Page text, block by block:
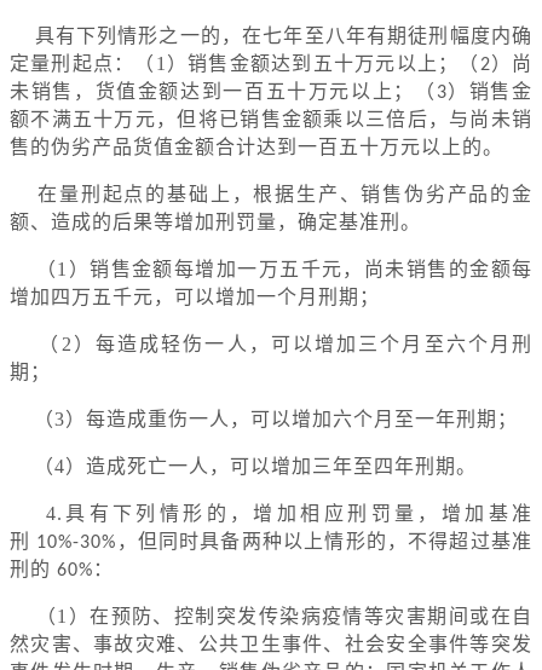
具有下列情形之一的，在七年至八年有期徒刑幅度内确
定量刑起点：（1）销售金额达到五十万元以上；（2）尚
未销售，货值金额达到一百五十万元以上；（ 3）销售金
额不满五十万元，但将已销售金额乘以三倍后，与尚未销
售的伪劣产品货值金额合计达到一百五十万元以上的。
在量刑起点的基础上，根据生产、销售伪劣产品的金
额、造成的后果等增加刑罚量，确定基准刑。
（1）销售金额每增加一万五千元，尚未销售的金额每
增加四万五千元，可以增加一个月刑期；
（2）每造成轻伤一人，可以增加三个月至六个月刑
期；
（3）每造成重伤一人，可以增加六个月至一年刑期；
（4）造成死亡一人，可以增加三年至四年刑期。
4.具有下列情形的，增加相应刑罚量，增加基准
刑 10%-30% ，但同时具备两种以上情形的，不得超过基准
刑的 60% ：
（1）在预防、控制突发传染病疫情等灾害期间或在自
然灾害、事故灾难、公共卫生事件、社会安全事件等突发